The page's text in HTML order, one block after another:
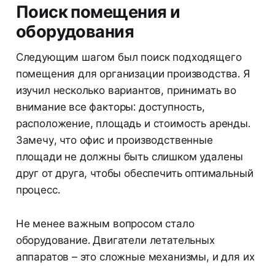
Поиск помещения и
оборудования
Следующим шагом был поиск подходящего
помещения для организации производства. Я
изучил несколько вариантов, принимать во
внимание все факторы: доступность,
расположение, площадь и стоимость аренды.
Замечу, что офис и производственные
площади не должны быть слишком удалены
друг от друга, чтобы обеспечить оптимальный
процесс.
Не менее важным вопросом стало
оборудование. Двигатели летательных
аппаратов – это сложные механизмы, и для их